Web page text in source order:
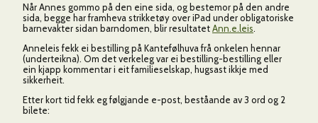
Når Annes gommo på den eine sida, og bestemor på den andre
sida, begge har framheva strikketøy over iPad under obligatoriske
barnevakter sidan barndomen, blir resultatetAnn.e.leis.
Anneleis fekk ei bestilling på Kantefølhuva frå onkelen hennar
(underteikna). Om det verkeleg var ei bestilling-bestilling eller
ein kjapp kommentar i eit familieselskap, hugsast ikkje med
sikkerheit.
Etter kort tid fekk eg følgjande e-post, beståande av 3 ord og 2
bilete: